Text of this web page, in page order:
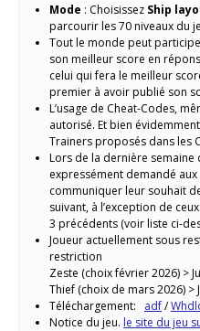
Mode : Choisissez Ship
parcourir les 70 niveaux du
Tout le monde peut
son meilleur score en
celui qui fera le meilleur
premier à avoir publié son
L’usage de Cheat-Codes,
autorisé. Et bien
Trainers proposés dans les
Lors de la dernière semaine
expressément demandé
communiquer leur souhait
suivant, à l’exception de
3 précédents (voir liste ci-
Joueur actuellement sous
restriction
Zeste (choix février 2026) >
Thief (choix de mars 2026) >
Téléchargement: adf/
Notice du jeu. le site du jeu